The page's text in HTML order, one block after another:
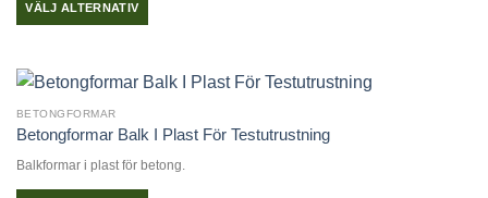
väljas
på
produktsidan
VÄLJ ALTERNATIV
produkten
flera
De
BETONGFORMAR
Betongformar Balk I Plast För Testutrustning
Balkformar i plast för betong.